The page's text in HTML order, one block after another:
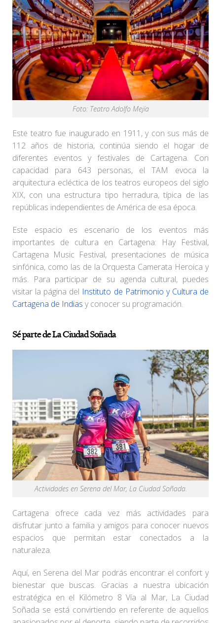
Foto: Teatro Adolfo Mejía
Este teatro fue inaugurado en 1911, y con sus más de
112 años de historia, continúa siendo el hogar de
diferentes eventos y festivales de Cartagena. Con
capacidad para 643 personas, el TAM evoca la
arquitectura ecléctica de los teatros europeos del siglo
XIX, con una estructura tipo herradura, típica de las
repúblicas independientes de América de esa época.
Este espacio es escenario de los eventos más
importantes de cultura en Cartagena: Hay Festival,
Cartagena Music Festival, presentaciones de música
sinfónica, como las de la Orquesta Camerata Heroica y
más. Para participar de su agenda cultural, puedes
visitar la página del Instituto de Patrimonio y Cultura de
Cartagena de Indias y conocer su programación.
Sé parte de La Ciudad Soñada
Actividades en Serena del Mar, La Ciudad Soñada.
Cartagena ofrece cada vez más actividades para
disfrutar junto a familia y amigos para conocer nuevos
espacios que permitan estar conectados a la
naturaleza.
Aquí, en Serena del Mar podrás encontrar el confort y
bienestar que buscas. Gracias a nuestra ubicación
estratégica en el Kilómetro 8 Vía al Mar, La Ciudad
Soñada se está convirtiendo en referente de aquellos